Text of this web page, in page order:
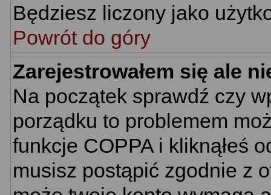
Będziesz liczony jako
Powrót do góry
Zarejestrowałem się ale
Na początek sprawdź czy
porządku to problemem
funkcje COPPA i kliknąłeś
musisz postąpić zgodnie z